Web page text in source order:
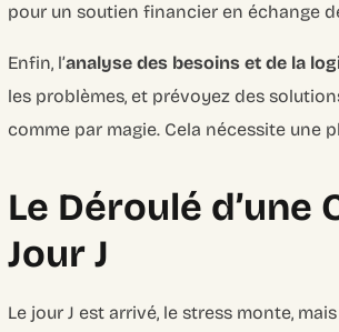
pour un soutien financier en échange
Enfin, l’analyse des besoins et de la
les problèmes, et prévoyez des
comme par magie. Cela nécessite une
Le Déroulé d’une
Jour J
Le jour J est arrivé, le stress monte,